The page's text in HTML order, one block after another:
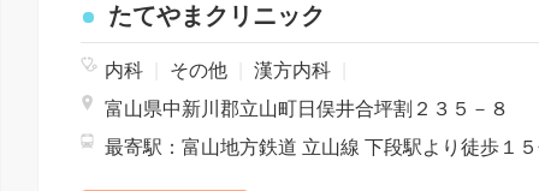
たてやまクリニック
内科 その他 漢方内科
富山県中新川郡立山町日俣井合坪割２３５－８
最寄駅：富山地方鉄道 立山線 下段駅より徒歩１